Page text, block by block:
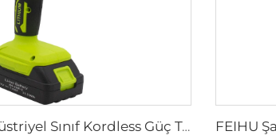
FEIHU 21V Endüstriyel Sınıf Kordless Güç Testere Seti El Yapımı El Tipi Saflama Testere Metal İçin 1 Lityum Pil 1 Şarj Cihazı Ahşap İşleri İçin